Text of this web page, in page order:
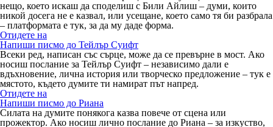
нещо, което искаш да споделиш с Били Айлиш – думи, които
никой досега не е казвал, или усещане, което само тя би разбрала
– платформата е тук, за да му даде форма.
Отидете на
Напиши писмо до Тейлър Суифт
Всеки ред, написан със сърце, може да се превърне в мост. Ако
носиш послание за Тейлър Суифт – независимо дали е
вдъхновение, лична история или творческо предложение – тук е
мястото, където думите ти намират път напред.
Отидете на
Напиши писмо до Риана
Силата на думите понякога казва повече от сцена или
прожектор. Ако носиш лично послание до Риана – за изкуство,